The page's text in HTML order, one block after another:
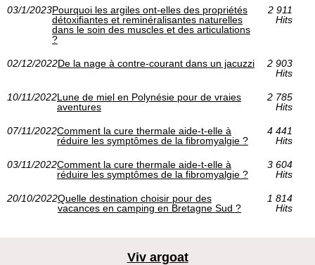
03/1/2023Pourquoi les argiles ont-elles des propriétés
détoxifiantes et reminéralisantes naturelles
dans le soin des muscles et des articulations
?
2 911
Hits
02/12/2022De la nage à contre-courant dans un jacuzzi
2 903
Hits
10/11/2022Lune de miel en Polynésie pour de vraies
aventures
2 785
Hits
07/11/2022Comment la cure thermale aide-t-elle à
réduire les symptômes de la fibromyalgie ?
4 441
Hits
03/11/2022Comment la cure thermale aide-t-elle à
réduire les symptômes de la fibromyalgie ?
3 604
Hits
20/10/2022Quelle destination choisir pour des
vacances en camping en Bretagne Sud ?
1 814
Hits
Viv argoat